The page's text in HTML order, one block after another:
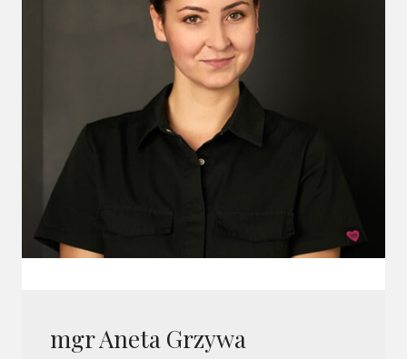
mgr Aneta Grzywa